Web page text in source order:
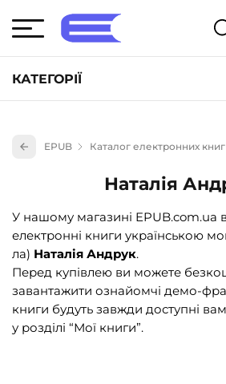
КАТЕГОРІЇ
Книги для дітей (835)
Книги для підлітків (240)
Науково-популярна література
Навчальна література та
Енциклопедії, довідники,
Подарункові сертифікати (1)
EPUB Каталог електронних книг
Наталія
У нашому магазині EPUB.com.ua
електронні книги українською
ла) Наталія Андрук.
Перед купівлею ви можете
завантажити ознайомчі демо-
книги будуть завжди доступні
у розділі “Мої книги”.